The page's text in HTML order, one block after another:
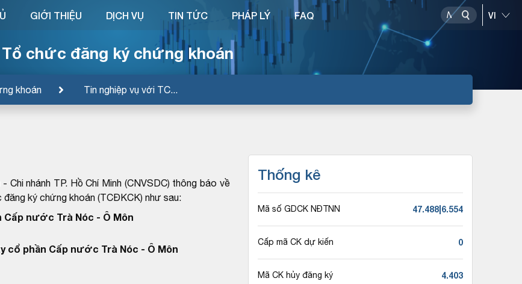
Tổ chức đăng ký chứng khoán
khoán Tin nghiệp vụ với TC...
GIỚI THIỆU DỊCH VỤ TIN TỨC PHÁP LÝ FAQ
nhánh TP. Hồ Chí Minh (CNVSDC) thông báo về
ký chứng khoán (TCĐKCK) như sau:
Cấp nước Trà Nóc - Ô Môn
cổ phần Cấp nước Trà Nóc - Ô Môn
Thống kê
Mã số GDCK NĐTNN 47.488|6.554
Cấp mã CK dự kiến 0
Mã CK hủy đăng ký 4.403